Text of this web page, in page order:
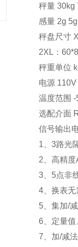
秤量 30kg
感量 2g
秤盘尺寸
2XL：
秤重单位
电源
温度范围
选配介面
信号输出
1、3路光
2、高精
3、5点非
4、换表
5、集加/
6、定量
7、加/减